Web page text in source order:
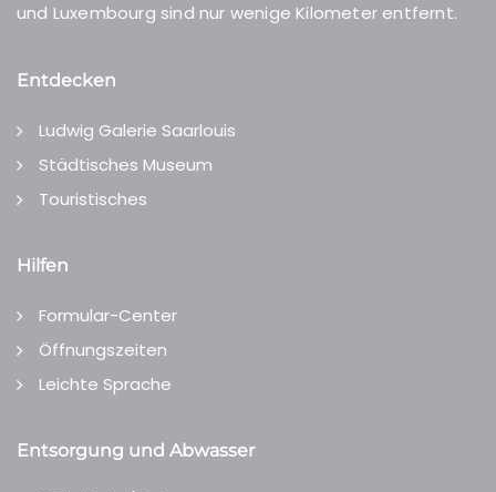
und Luxembourg sind nur wenige Kilometer entfernt.
Entdecken
Ludwig Galerie Saarlouis
Städtisches Museum
Touristisches
Hilfen
Formular-Center
Öffnungszeiten
Leichte Sprache
Entsorgung und Abwasser